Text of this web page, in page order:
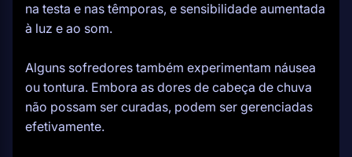
na testa e nas têmporas, e sensibilidade aumentada
à luz e ao som.
Alguns sofredores também experimentam náusea
ou tontura. Embora as dores de cabeça de chuva
não possam ser curadas, podem ser gerenciadas
efetivamente.